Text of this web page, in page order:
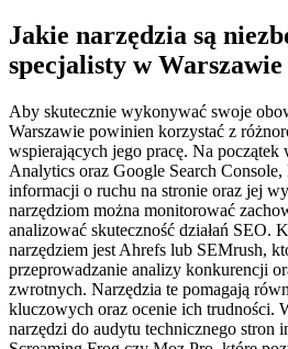
Jakie narzędzia są
specjalisty w Warszawie
Aby skutecznie wykonywać swoje
Warszawie powinien korzystać z
wspierających jego pracę. Na
Analytics oraz Google Search Console,
informacji o ruchu na stronie oraz jej
narzędziom można monitorować
analizować skuteczność działań SEO.
narzędziem jest Ahrefs lub SEMrush,
przeprowadzanie analizy konkurencji
zwrotnych. Narzędzia te pomagają
kluczowych oraz ocenie ich trudności.
narzędzi do audytu technicznego stron